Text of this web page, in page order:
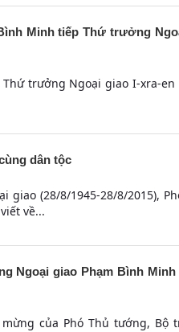
Minh tiếp Thứ trưởng
trưởng Ngoại giao I-xra-en
dân tộc
(28/8/1945-28/8/2015),
về...
Ngoại giao Phạm Bình
của Phó Thủ tướng, Bộ